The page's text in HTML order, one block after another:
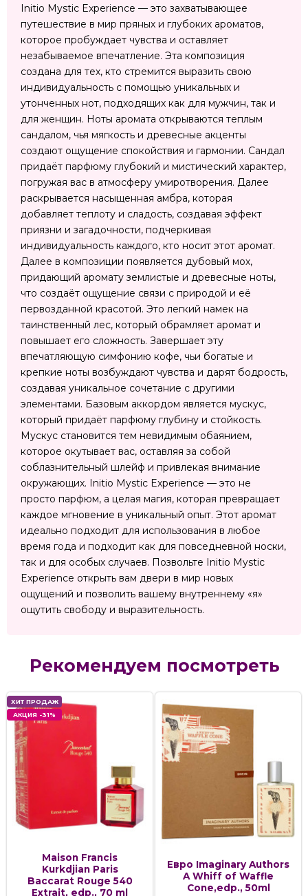
Initio Mystic Experience — это захватывающее
путешествие в мир пряных и глубоких ароматов,
которое пробуждает чувства и оставляет
незабываемое впечатление. Эта композиция
создана для тех, кто стремится выразить свою
индивидуальность с помощью уникальных и
утонченных нот, подходящих как для мужчин, так и
для женщин. Ноты аромата открываются теплым
сандалом, чья мягкость и древесные акценты
создают ощущение спокойствия и гармонии. Сандал
придаёт парфюму глубокий и мистический характер,
погружая вас в атмосферу умиротворения. Далее
раскрывается насыщенная амбра, которая
добавляет теплоту и сладость, создавая эффект
приязни и загадочности, подчеркивая
индивидуальность каждого, кто носит этот аромат.
Далее в композиции появляется дубовый мох,
придающий аромату землистые и древесные ноты,
что создаёт ощущение связи с природой и её
первозданной красотой. Это легкий намек на
таинственный лес, который обрамляет аромат и
повышает его сложность. Завершает эту
впечатляющую симфонию кофе, чьи богатые и
крепкие ноты возбуждают чувства и дарят бодрость,
создавая уникальное сочетание с другими
элементами. Базовым аккордом является мускус,
который придаёт парфюму глубину и стойкость.
Мускус становится тем невидимым обаянием,
которое окутывает вас, оставляя за собой
соблазнительный шлейф и привлекая внимание
окружающих. Initio Mystic Experience — это не
просто парфюм, а целая магия, которая превращает
каждое мгновение в уникальный опыт. Этот аромат
идеально подходит для использования в любое
время года и подходит как для повседневной носки,
так и для особых случаев. Позвольте Initio Mystic
Experience открыть вам двери в мир новых
ощущений и позволить вашему внутреннему «я»
ощутить свободу и выразительность.
Рекомендуем посмотреть
ХИТ ПРОДАЖ
АКЦИЯ -31%
Maison Francis
Kurkdjian Paris
Baccarat Rouge 540
Extrait, edp., 70 ml
Евро Imaginary Authors
A Whiff of Waffle
Cone,edp., 50ml